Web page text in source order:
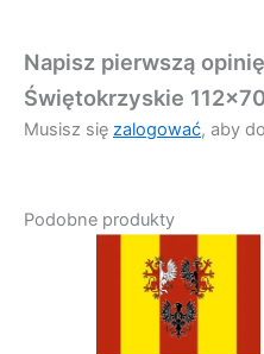
Napisz pierwszą
Świętokrzyskie
Musisz się zalogować, aby
Podobne produkty